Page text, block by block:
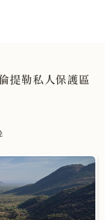
提勒私人保護區